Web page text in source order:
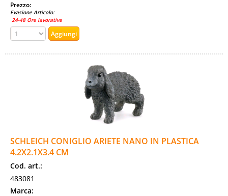
Prezzo:
Evasione Articolo:
24-48 Ore lavorative
SCHLEICH CONIGLIO ARIETE NANO IN PLASTICA
4.2X2.1X3.4 CM
Cod. art.:
483081
Marca: